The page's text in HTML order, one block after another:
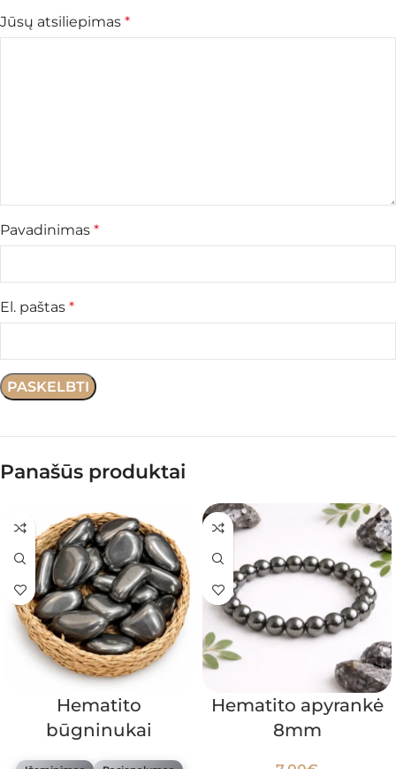
Jūsų atsiliepimas *
Pavadinimas *
El. paštas *
Panašūs produktai
Hematito
būgninukai
Hematito apyrankė
8mm